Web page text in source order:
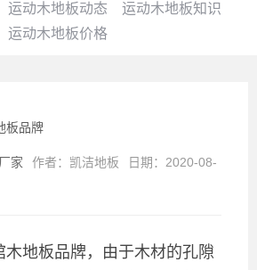
运动木地板动态
运动木地板知识
运动木地板价格
板品牌
家 作者： 凯洁地板 日期： 2020-08-
木地板品牌，由于木材的孔隙